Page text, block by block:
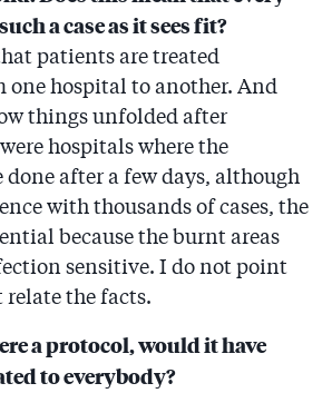
a case as it sees fit?
patients are treated
hospital to another. And
things unfolded after
hospitals where the
done after a few days, although
with thousands of cases, the
because the burnt areas
sensitive. I do not point
the facts.
a protocol, would it have
to everybody?